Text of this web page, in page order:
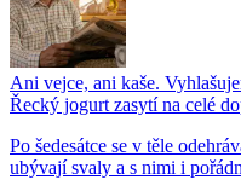
Ani vejce, ani kaše.
Řecký jogurt zasytí na celé
Po šedesátce se v těle
ubývají svaly a s nimi i